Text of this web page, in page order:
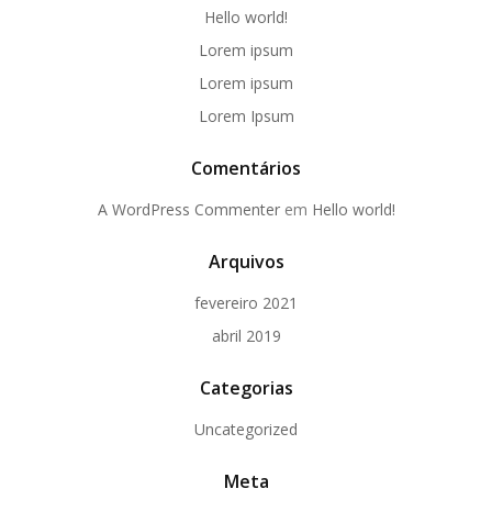
Hello world!
Lorem ipsum
Lorem ipsum
Lorem Ipsum
Comentários
A WordPress Commenterem Hello world!
Arquivos
fevereiro 2021
abril 2019
Categorias
Uncategorized
Meta